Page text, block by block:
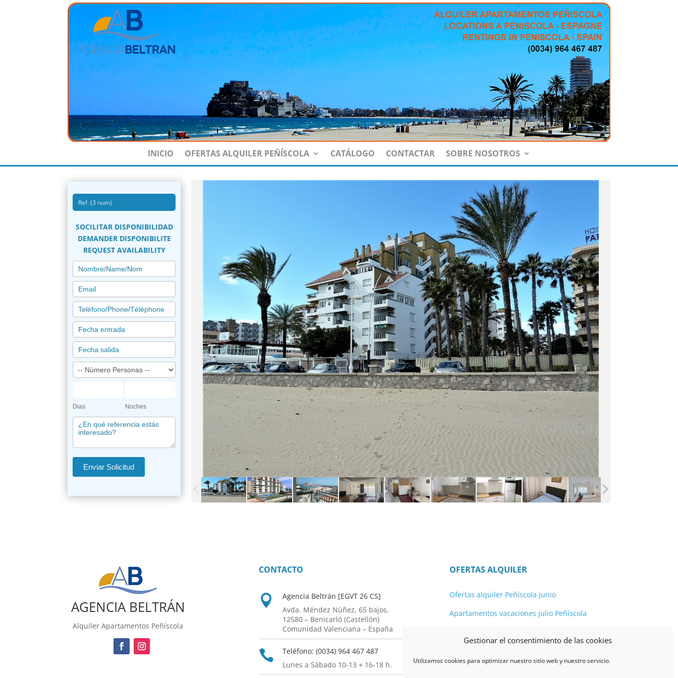
Gestionar el consentimiento de las cookies
Utilizamos cookies para optimizar nuestro sitio web y nuestro servicio.
INICIO OFERTAS ALQUILER PEÑÍSCOLA CATÁLOGO CONTACTAR SOBRE NOSOTROS
SOCILITAR DISPONIBILIDAD
DEMANDER DISPONIBILITE
REQUEST AVAILABILITY
PETICION
RESERVA
Dias Noches
Enviar Solicitud
AGENCIA BELTRÁN
Alquiler Apartamentos Peñíscola
CONTACTO

Agencia Beltrán [EGVT 26 CS]
Avda. Méndez Núñez, 65 bajos.
12580 – Benicarló (Castellón)
Comunidad Valenciana – España

Teléfono: (0034) 964 467 487
Lunes a Sábado 10-13 + 16-18 h.
OFERTAS ALQUILER
Ofertas alquiler Peñíscola junio
Apartamentos vacaciones julio Peñíscola